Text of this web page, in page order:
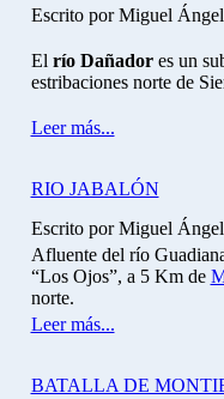
Escrito por Miguel
El río Dañadores un
estribaciones norte de
Leer más...
RIO JABALÓN
Escrito por Miguel
Afluente del río
“Los Ojos”, a 5 Km de
norte.
Leer más...
BATALLA DE